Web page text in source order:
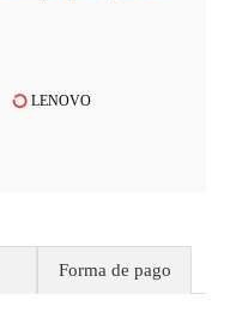
LENOVO
Forma de pago